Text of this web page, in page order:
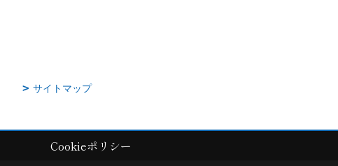
サイトマップ
Copyright (c) AkitaRingyouHome. All Rights Reserved.
Cookieポリシー